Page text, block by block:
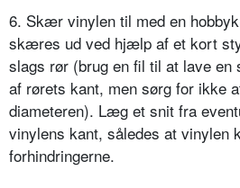
6. Skær vinylen til med en
skæres ud ved hjælp af et kort
slags rør (brug en fil til at lave
af rørets kant, men sørg for ikke
diameteren). Læg et snit fra
vinylens kant, således at vinylen
forhindringerne.